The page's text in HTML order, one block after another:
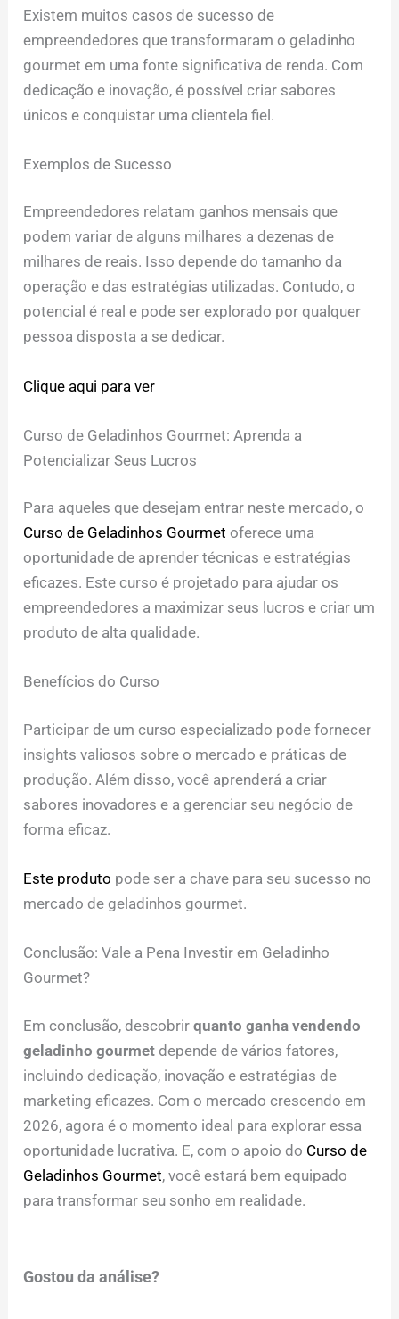
Existem muitos casos de sucesso de
empreendedores que transformaram o geladinho
gourmet em uma fonte significativa de renda. Com
dedicação e inovação, é possível criar sabores
únicos e conquistar uma clientela fiel.
Exemplos de Sucesso
Empreendedores relatam ganhos mensais que
podem variar de alguns milhares a dezenas de
milhares de reais. Isso depende do tamanho da
operação e das estratégias utilizadas. Contudo, o
potencial é real e pode ser explorado por qualquer
pessoa disposta a se dedicar.
Clique aqui para ver
Curso de Geladinhos Gourmet: Aprenda a
Potencializar Seus Lucros
Para aqueles que desejam entrar neste mercado, o
Curso de Geladinhos Gourmet oferece uma
oportunidade de aprender técnicas e estratégias
eficazes. Este curso é projetado para ajudar os
empreendedores a maximizar seus lucros e criar um
produto de alta qualidade.
Benefícios do Curso
Participar de um curso especializado pode fornecer
insights valiosos sobre o mercado e práticas de
produção. Além disso, você aprenderá a criar
sabores inovadores e a gerenciar seu negócio de
forma eficaz.
Este produto pode ser a chave para seu sucesso no
mercado de geladinhos gourmet.
Conclusão: Vale a Pena Investir em Geladinho
Gourmet?
Em conclusão, descobrirquanto ganha vendendo
geladinho gourmet depende de vários fatores,
incluindo dedicação, inovação e estratégias de
marketing eficazes. Com o mercado crescendo em
2026, agora é o momento ideal para explorar essa
oportunidade lucrativa. E, com o apoio do Curso de
Geladinhos Gourmet, você estará bem equipado
para transformar seu sonho em realidade.
Gostou da análise?